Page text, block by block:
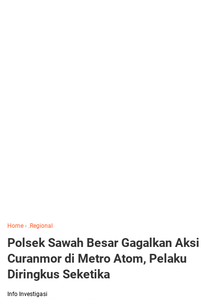
Home › .Regional
Polsek Sawah Besar Gagalkan Aksi
Curanmor di Metro Atom, Pelaku
Diringkus Seketika
Info Investigasi